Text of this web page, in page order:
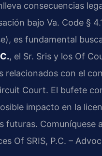
consecuencias
bajo Va. Code §
es fundamental
, el Sr. Sris y los Of
relacionados con el
Court. El bufete
impacto en la
futuras. Comuníquese
Of SRIS, P.C. –